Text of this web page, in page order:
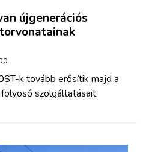
újgenerációs
k tovább erősítik majd a
szolgáltatásait.